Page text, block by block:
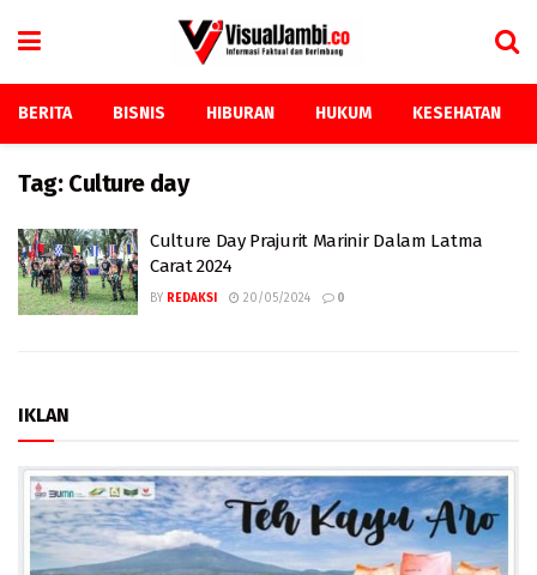
BERITA BISNIS HIBURAN HUKUM KESEHATAN
Tag: Culture day
Culture Day Prajurit Marinir Dalam Latma
Carat 2024
BY REDAKSI 20/05/2024 0
IKLAN